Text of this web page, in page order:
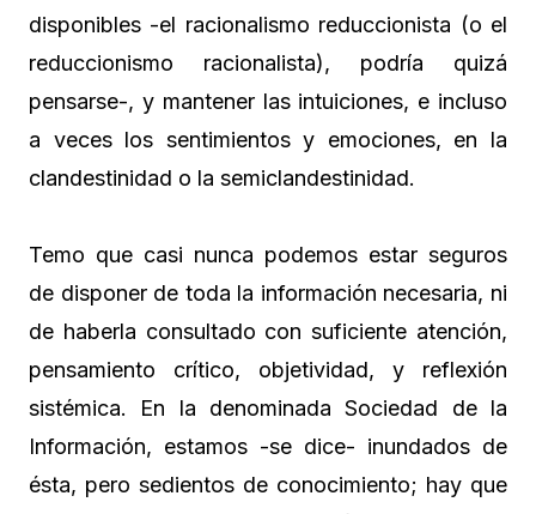
disponibles -el racionalismo reduccionista (o el
reduccionismo racionalista), podría quizá
pensarse-, y mantener las intuiciones, e incluso
a veces los sentimientos y emociones, en la
clandestinidad o la semiclandestinidad.
Temo que casi nunca podemos estar seguros
de disponer de toda la información necesaria, ni
de haberla consultado con suficiente atención,
pensamiento crítico, objetividad, y reflexión
sistémica. En la denominada Sociedad de la
Información, estamos -se dice- inundados de
ésta, pero sedientos de conocimiento; hay que